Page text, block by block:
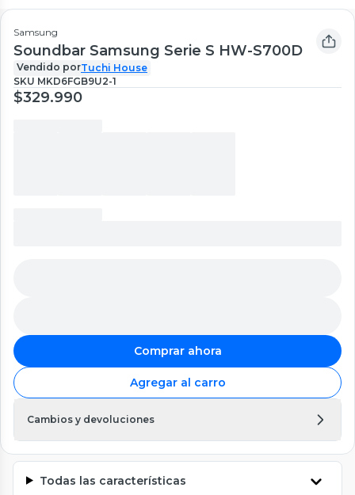
Samsung
Soundbar Samsung Serie S HW-S700D
Vendido porTuchi House
SKU MKD6FGB9U2-1
$329.990
Comprar ahora
Agregar al carro
Cambios y devoluciones
Todas las características